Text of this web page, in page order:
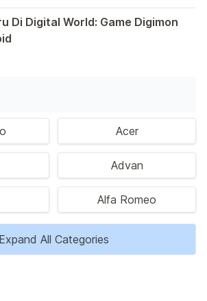
telah menjadi wadah kreativitas
Di Digital World: Game Digimon
Acer
Advan
Alfa Romeo
Expand All Categories